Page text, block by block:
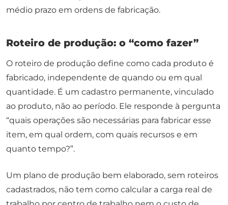
médio prazo em ordens de fabricação.
Roteiro de produção: o “como fazer”
O roteiro de produção define como cada produto é
fabricado, independente de quando ou em qual
quantidade. É um cadastro permanente, vinculado
ao produto, não ao período. Ele responde à pergunta
“quais operações são necessárias para fabricar esse
item, em qual ordem, com quais recursos e em
quanto tempo?”.
Um plano de produção bem elaborado, sem roteiros
cadastrados, não tem como calcular a carga real de